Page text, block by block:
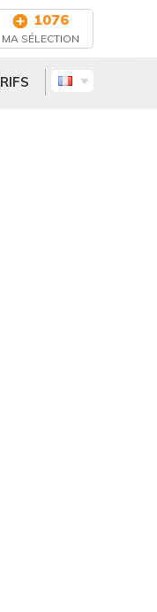
MA SÉLECTION
1076